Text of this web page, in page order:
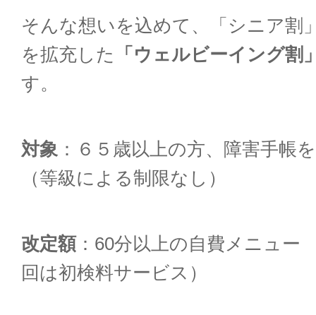
そんな想いを込めて、「シニア割
を拡充した
「ウェルビーイング割
す。
対象 ：６５歳以上の方、障害手帳
（等級による制限なし）
改定額：60分以上の自費メニュー
回は初検料サービス）